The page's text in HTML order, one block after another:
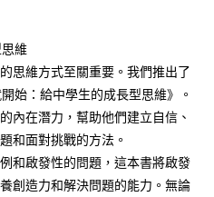
超商條碼／台灣大直營門市／銀行轉
路繳費。
或服務，並由商店將買賣／分期付款
本公司帳單繳交帳款。
之契約關係目的，商店將以您的個人
台灣大哥大進項蒐集、處理及利用，
料之確認、核對及更正。
」後，將跳轉至「AFTEE先享後付」
，即可完成結帳。
通知簡訊。
此簡訊中的連結，可透過四大超商／
，方視為交易完成。
繳費，但若您需要取消訂單，請聯絡
訂單仍視為有效，需透過AFTEE先享
」之結帳頁面顯示為準，若有關於
相關疑問，請聯繫「AFTEE先享後付
免運費
免運費
琉球；不適用於郵局i郵箱）
維
思維方式至關重要。我們推出了
始：給中學生的成長型思維》。
內在潛力，幫助他們建立自信、
和面對挑戰的方法。
和啟發性的問題，這本書將啟發
創造力和解決問題的能力。無論